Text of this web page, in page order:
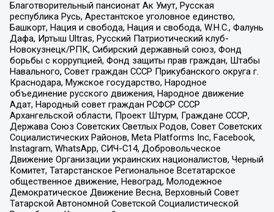
Благотворительный пансионат Ак Умут, Русская
республика Русь, Арестантское уголовное единство,
Башкорт, Нация и свобода, Нация и свобода, W.H.С., Фалунь
Дафа, Иртыш Ultras, Русский Патриотический клуб-
Новокузнецк/РПК, Сибирский державный союз, Фонд
борьбы с коррупцией, Фонд защиты прав граждан, Штабы
Навального, Совет граждан СССР Прикубанского округа г.
Краснодара, Мужское государство, Народное
объединение русского движения, Народное движение
Адат, Народный совет граждан РСФСР СССР
Архангельской области, Проект Штурм, Граждане СССР,
Держава Союз Советских Светлых Родов, Совет Советских
Социалистических Районов, Meta Platforms Inc, Facebook,
Instagram, WhatsApp, СИЧ-С14, Добровольческое
Движение Организации украинских националистов, Черный
Комитет, Татарстанское Региональное Всетатарское
общественное движение, Невоград, Молодежное
Демократическое Движение Весна, Верховный Совет
Татарской Автономной Советской Социалистической